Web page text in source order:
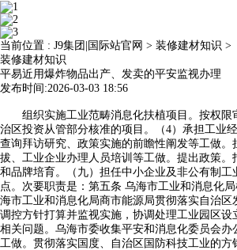
当前位置 : J9集团|国际站官网 > 装修建材知识 >
装修建材知识
平易近用爆炸物品出产、发卖的平安监视办理
发布时间:2026-03-03 18:56
组织实施工业范畴消息化扶植项目。按权限
治区投资从管部分核准的项目。（4）承担工业
查询拜访研究、政策实施的前瞻性阐发等工做。
拔、工业企业办理人员培训等工做。提出政策。
和品牌培育。（九）担任中小企业及非公有制工
点。次要职责是：第五条 乌海市工业和消息化
海市工业和消息化局商市能源局贯彻落实自治区
调控方针打算并监视实施，协调处理工业园区设
相关问题。乌海市委收集平安和消息化委员会办
工做。贯彻落实国度、自治区国防科技工业的方